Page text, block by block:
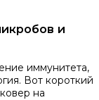
и
иммунитета,
Вот короткий
на